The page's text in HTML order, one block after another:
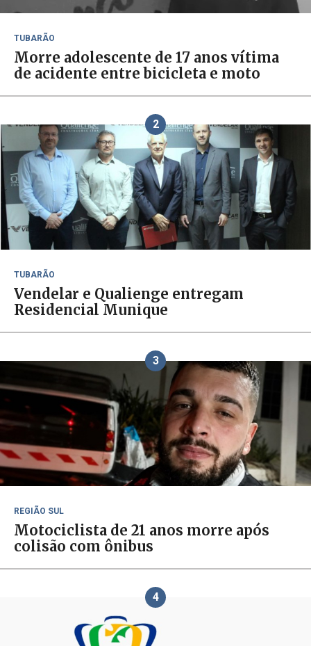
TUBARÃO
Morre adolescente de 17 anos vítima
de acidente entre bicicleta e moto
2
TUBARÃO
Vendelar e Qualienge entregam
Residencial Munique
3
REGIÃO SUL
Motociclista de 21 anos morre após
colisão com ônibus
4